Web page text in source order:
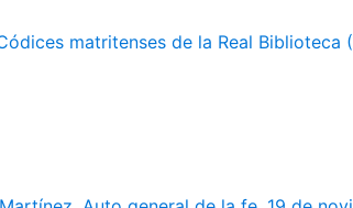
matritenses de la Real Biblioteca